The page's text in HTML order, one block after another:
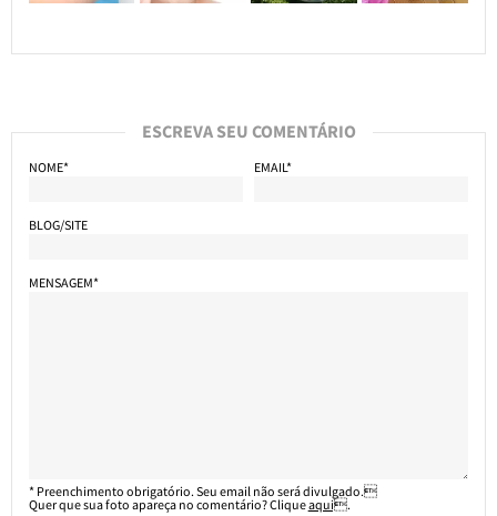
ESCREVA SEU COMENTÁRIO
NOME* EMAIL*
BLOG/SITE
MENSAGEM*
* Preenchimento obrigatório. Seu email não será divulgado.
Quer que sua foto apareça no comentário? Cliqueaqui.